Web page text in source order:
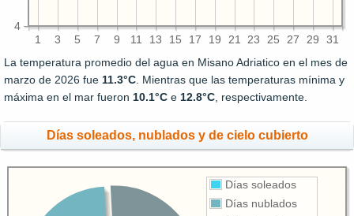
1 3 5 7 9 11 13 15 17 19 21 23 25 27 29 31
4
La temperatura promedio del agua en Misano Adriatico en el mes de
marzo de 2026 fue 11.3°C. Mientras que las temperaturas mínima y
máxima en el mar fueron 10.1°C e 12.8°C, respectivamente.
Días soleados, nublados y de cielo cubierto
Días soleados
Días nublados